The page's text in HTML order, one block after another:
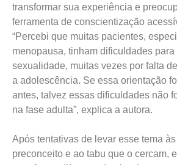
transformar sua experiência e
ferramenta de conscientização
“Percebi que muitas pacientes,
menopausa, tinham dificuldades para
sexualidade, muitas vezes por falta
a adolescência. Se essa orientação
antes, talvez essas dificuldades não
na fase adulta”, explica a autora.
Após tentativas de levar esse tema
preconceito e ao tabu que o cercam,